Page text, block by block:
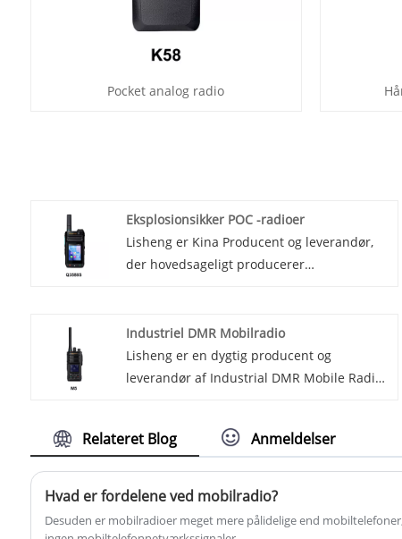
Pocket analog radio
Eksplosionsikker POC -radioer
Lisheng er Kina Producent og leverandør,
der hovedsageligt producerer
forretningsforhold med dig. Introduktion af
vores produkt, den eksplosionssikre POC-
radio! Disse avancerede radioer er designet
kommunikationsudstyr ikke kan bruges
Industriel DMR Mobilradio
Lisheng er en dygtig producent og
leverandør af Industrial DMR Mobile Radio i
kontakt os med det samme! Introduktion af
den nyeste industriel
kommunikationsteknologi - industriel DMR-
mobilradio. Denne banebrydende enhed er
designet til at imødekomme de krævende
Relateret Blog Anmeldelser
Hvad er fordelene ved mobilradio?
Desuden er mobilradioer meget mere pålidelige end